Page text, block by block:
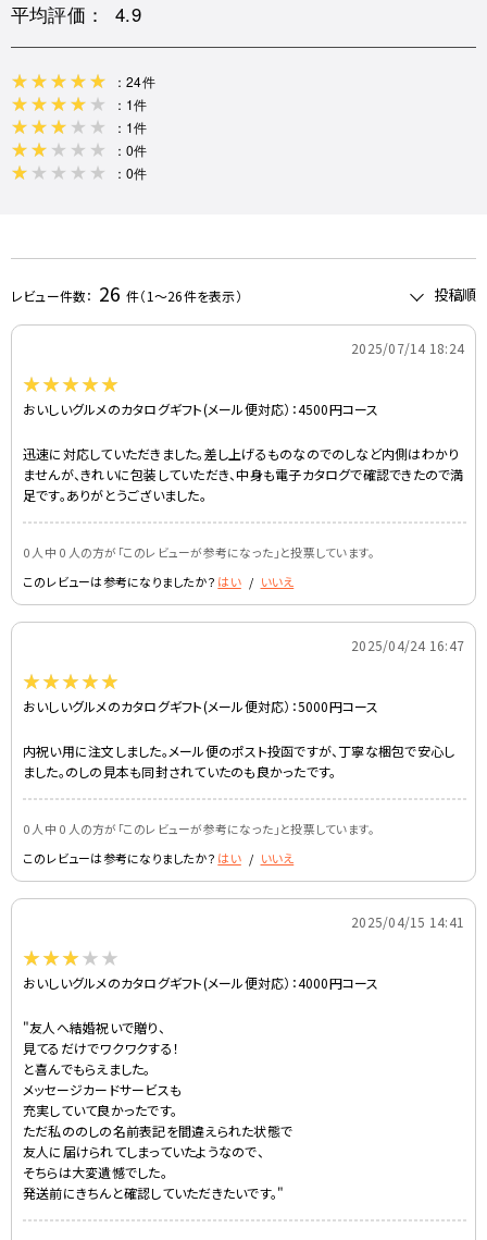
さまざまなギフトに対応した無料ラッピング
モカベージュ
平均評価： 4.9
：24件
：1件
：1件
：0件
：0件
レビュー件数： 26 件（1～26件を表示）
2025/07/14 18:24
おいしいグルメのカタログギフト(メール便対応）：4500円コース
迅速に対応していただきました。差し上げるものなのでのしなど内側はわかり
ませんが、きれいに包装していただき、中身も電子カタログで確認できたので満
足です。ありがとうございました。
0 人中 0 人の方が｢このレビューが参考になった｣と投票しています。
このレビューは参考になりましたか？ はい/ いいえ
2025/04/24 16:47
おいしいグルメのカタログギフト(メール便対応）：5000円コース
内祝い用に注文しました。メール便のポスト投函ですが、丁寧な梱包で安心し
ました。のしの見本も同封されていたのも良かったです。
0 人中 0 人の方が｢このレビューが参考になった｣と投票しています。
このレビューは参考になりましたか？ はい/ いいえ
2025/04/15 14:41
おいしいグルメのカタログギフト(メール便対応）：4000円コース
"友人へ結婚祝いで贈り、
見てるだけでワクワクする！
と喜んでもらえました。
メッセージカードサービスも
充実していて良かったです。
ただ私ののしの名前表記を間違えられた状態で
友人に届けられてしまっていたようなので、
そちらは大変遺憾でした。
発送前にきちんと確認していただきたいです。"